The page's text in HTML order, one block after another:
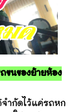
ขนของย้ายห้อง
กัดไว้แค่รถหก